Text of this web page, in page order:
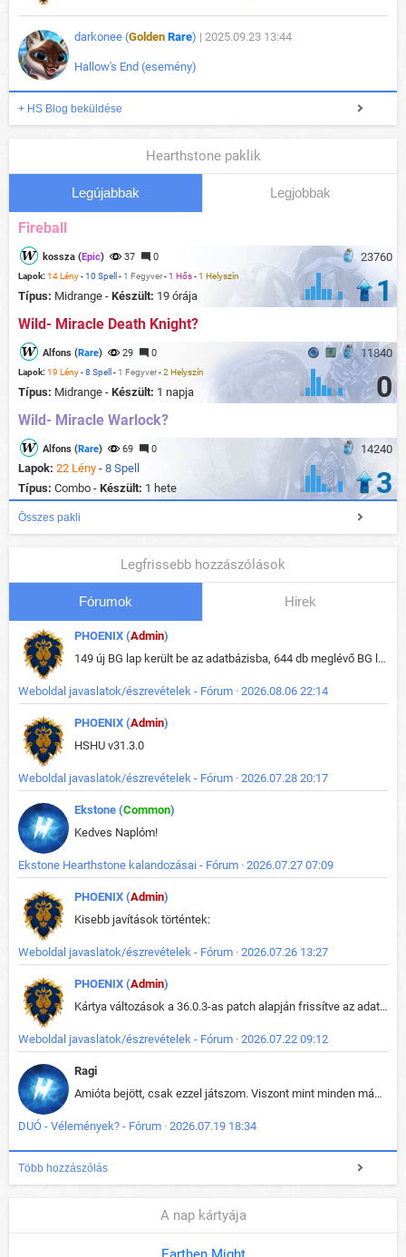
darkonee (Golden Rare) | 2025.09.23 13:44
Hallow's End (esemény)
+ HS Blog beküldése
Hearthstone paklik
Legújabbak Legjobbak
Fireball
23760
kossza (Epic) 37 0
Lapok: 14 Lény-10 Spell - 1 Fegyver-1 Hős-1 Helyszín
Típus: Midrange - Készült: 19 órája 1
Wild- Miracle Death Knight?
11840
Alfons (Rare) 29 0
Lapok: 19 Lény-8 Spell - 1 Fegyver-2 Helyszín
Típus: Midrange - Készült: 1 napja 0
Wild- Miracle Warlock?
14240
Alfons (Rare) 69 0
Lapok: 22 Lény - 8 Spell
Típus: Combo - Készült: 1 hete 3
Összes pakli
Legfrissebb hozzászólások
Fórumok Hirek
PHOENIX (Admin)
149 új BG lap került be az adatbázisba, 644 db meglévő BG lap módosult, bekerültek az új képek a megváltozott lapokhoz is.
Weboldal javaslatok/észrevételek - Fórum · 2026.08.06 22:14
PHOENIX (Admin)
HSHU v31.3.0
Weboldal javaslatok/észrevételek - Fórum · 2026.07.28 20:17
Ekstone (Common)
Kedves Naplóm!
Ekstone Hearthstone kalandozásai - Fórum · 2026.07.27 07:09
PHOENIX (Admin)
Kisebb javítások történtek:
Weboldal javaslatok/észrevételek - Fórum · 2026.07.26 13:27
PHOENIX (Admin)
Kártya változások a 36.0.3-as patch alapján frissítve az adatbázisban (képek is cserélve).
Weboldal javaslatok/észrevételek - Fórum · 2026.07.22 09:12
Ragi
Amióta bejött, csak ezzel játszom. Viszont mint minden más - akár az alapjáték is, ez is baromira összetett lett. Néha már pár kör után is esélytelen az egész. Vagy irreállisan túltápol valaki, vagy lelép a partner, vagy csak hülye mint a segg. És amikor eljönne az én időm, na akkor jön el mindenki másé is. Engem jobban érdekelne, hogy ki milyen ratingen szokott játszani. Na ez lenne egy érdekes adat.
DUÓ - Vélemények? - Fórum · 2026.07.19 18:34
Több hozzászólás
A nap kártyája